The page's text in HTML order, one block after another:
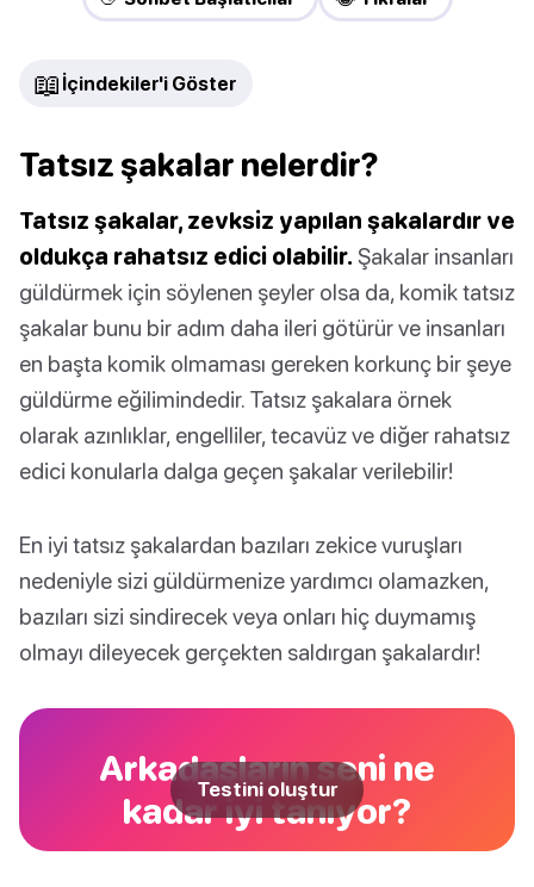
📖 İçindekiler'i Göster
Tatsız şakalar nelerdir?
Tatsız şakalar, zevksiz yapılan şakalardır ve
oldukça rahatsız edici olabilir. Şakalar insanları
güldürmek için söylenen şeyler olsa da, komik tatsız
şakalar bunu bir adım daha ileri götürür ve insanları
en başta komik olmaması gereken korkunç bir şeye
güldürme eğilimindedir. Tatsız şakalara örnek
olarak azınlıklar, engelliler, tecavüz ve diğer rahatsız
edici konularla dalga geçen şakalar verilebilir!
En iyi tatsız şakalardan bazıları zekice vuruşları
nedeniyle sizi güldürmenize yardımcı olamazken,
bazıları sizi sindirecek veya onları hiç duymamış
olmayı dileyecek gerçekten saldırgan şakalardır!
Arkadaşların seni ne
kadar iyi tanıyor?
Testini oluştur